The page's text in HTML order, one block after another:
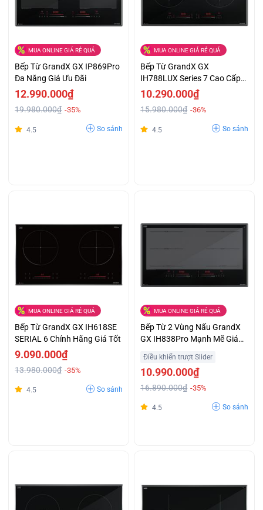
MUA ONLINE GIÁ RẺ QUÁ
Bếp Từ GrandX GX IP869Pro
Đa Năng Giá Ưu Đãi
12.990.000₫
19.980.000₫ -35%
4.5 So sánh
MUA ONLINE GIÁ RẺ QUÁ
Bếp Từ GrandX GX
IH788LUX Series 7 Cao Cấp
Giá Ưu Đãi
10.290.000₫
15.980.000₫ -36%
4.5 So sánh
MUA ONLINE GIÁ RẺ QUÁ
Bếp Từ GrandX GX IH618SE
SERIAL 6 Chính Hãng Giá Tốt
9.090.000₫
13.980.000₫ -35%
4.5 So sánh
MUA ONLINE GIÁ RẺ QUÁ
Bếp Từ 2 Vùng Nấu GrandX
GX IH838Pro Mạnh Mẽ Giá
Điều khiển trượt Slider
10.990.000₫
16.890.000₫ -35%
4.5 So sánh